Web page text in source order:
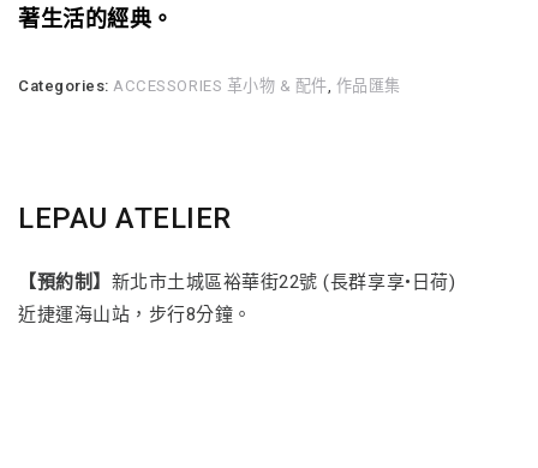
著生活的經典。
Categories:ACCESSORIES 革小物 & 配件, 作品匯集
LEPAU ATELIER
【預約制】 新北市土城區裕華街22號 (長群享享•日荷)
近捷運海山站，步行8分鐘。